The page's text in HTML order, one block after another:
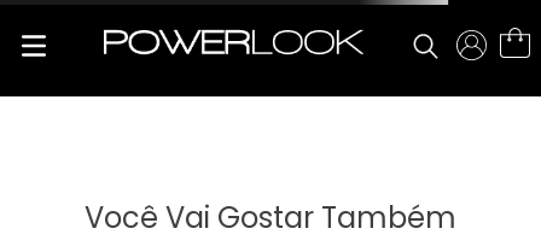
Você Vai Gostar Também